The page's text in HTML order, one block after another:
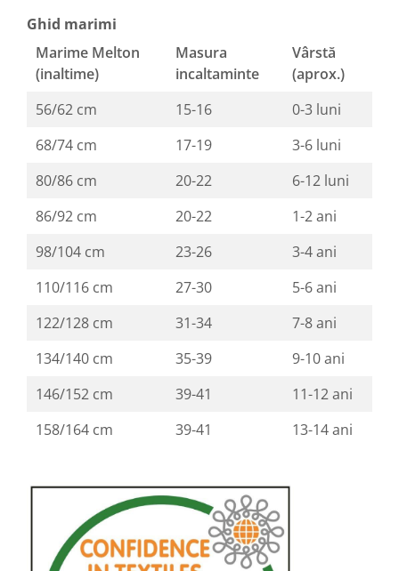
Ghid marimi
Marime Melton
(inaltime)
Masura
incaltaminte
Vârstă
(aprox.)
56/62 cm
15-16
0-3 luni
68/74 cm
17-19
3-6 luni
80/86 cm
20-22
6-12 luni
86/92 cm
20-22
1-2 ani
98/104 cm
23-26
3-4 ani
110/116 cm
27-30
5-6 ani
122/128 cm
31-34
7-8 ani
134/140 cm
35-39
9-10 ani
146/152 cm
39-41
11-12 ani
158/164 cm
39-41 13-14 ani